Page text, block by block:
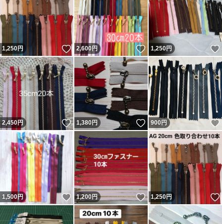
1,250円 いいね！
2,600円 いいね！
1,250円
2,450円 いいね！
1,380円 いいね！
900円
1,500円 いいね！
1,200円 いいね！
1,250円